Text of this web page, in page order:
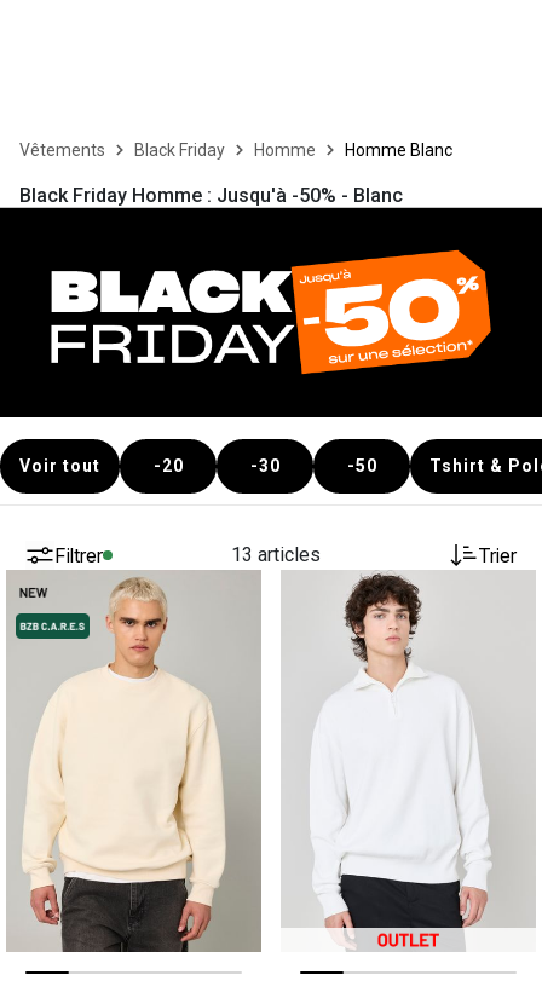
Vêtements Black Friday Homme Homme Blanc
Black Friday Homme : Jusqu'à -50% - Blanc
Voir tout -20 -30 -50 Tshirt &
Filtrer 13 articles Trier